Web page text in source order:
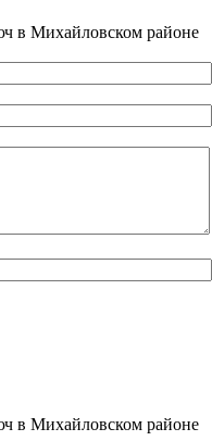
в Михайловском районе
в Михайловском районе